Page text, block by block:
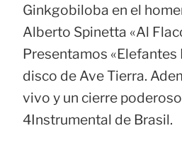
Ginkgobiloba en el
Alberto Spinetta «Al
Presentamos «Elefantes
disco de Ave Tierra.
vivo y un cierre
4Instrumental de Brasil.